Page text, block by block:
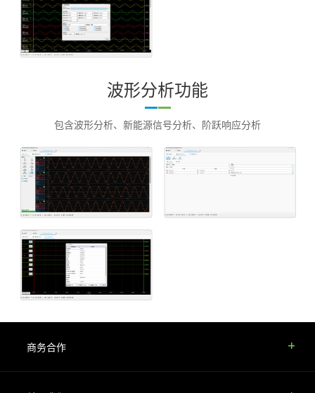
波形分析功能
包含波形分析、新能源信号分析、阶跃响应分析
商务合作